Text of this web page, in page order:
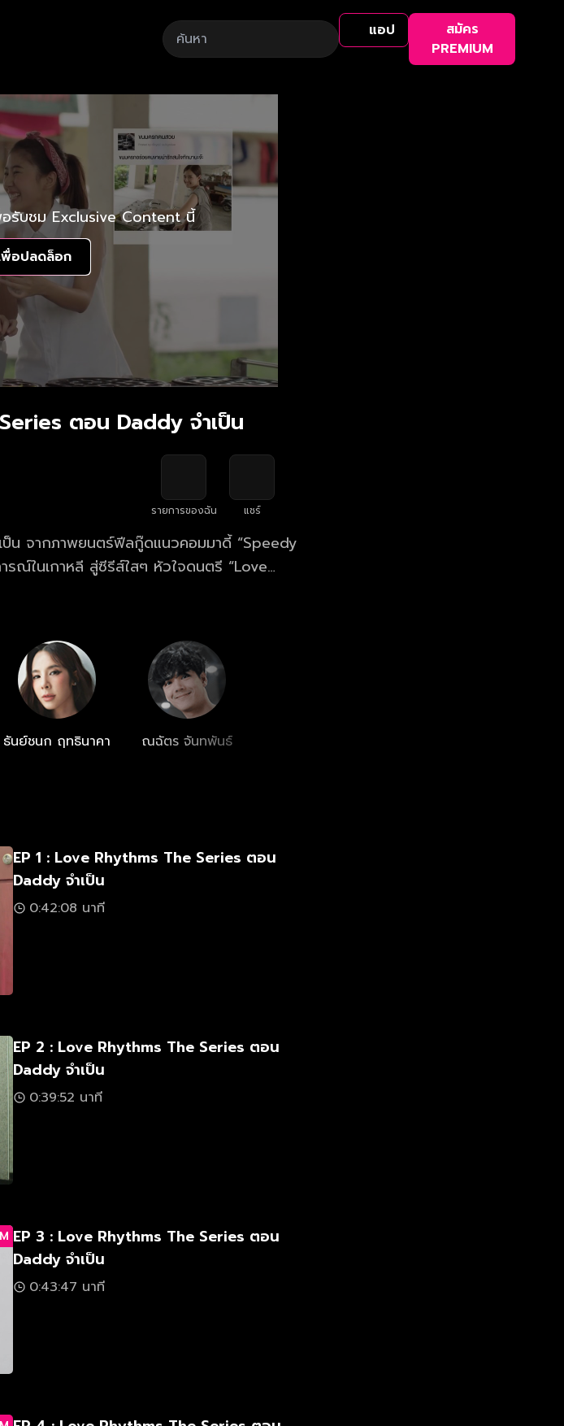
แอป
สมัคร
PREMIUM
อรับชม Exclusive Content นี้
พื่อปลดล็อก
ตอน Daddy จำเป็น
รายการของฉัน แชร์
รณ์ในเกาหลี สู่ซีรีส์ใสๆ หัวใจดนตรี “Love
เคยมีข่าวฉาว จนเป็นที่หมั่นไส้ของนักข่าวบันเทิง
สังคมเศรษฐ์) นักข่าวจอมแฉ ผู้ซึ่ง
ม.สาม
มหาพ่อ เข้ามาในชีวิตของเคน พร้อม “ความ
นี้จะถึง
เป็น
ธันย์ชนก ฤทธินาคา ณฉัตร จันทพันธ์
EP 1 : Love Rhythms The Series ตอน
Daddy จำเป็น
0:42:08 นาที
EP 2 : Love Rhythms The Series ตอน
Daddy จำเป็น
0:39:52 นาที
EP 3 : Love Rhythms The Series ตอน
Daddy จำเป็น
0:43:47 นาที